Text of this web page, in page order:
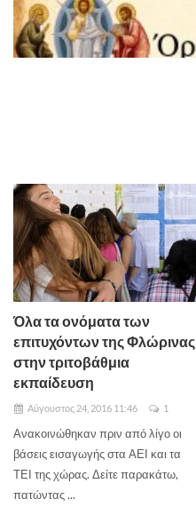
Όλα τα ονόματα των
επιτυχόντων της Φλώρινας
στην τριτοβάθμια
εκπαίδευση
Αύγουστος 24, 2016 11:46 1
Ανακοινώθηκαν πριν από λίγο οι
βάσεις εισαγωγής στα ΑΕΙ και τα
ΤΕΙ της χώρας. Δείτε παρακάτω,
πατώντας ...